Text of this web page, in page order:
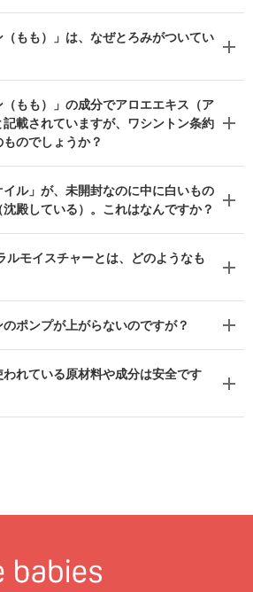
（もも）」は、なぜとろみがついてい
（もも）」の成分でアロエエキス（ア
記載されていますが、ワシントン条約
のでしょうか？
イル」が、未開封なのに中に白いもの
殿している）。これはなんですか？
ルモイスチャーとは、どのようなも
ポンプが上がらないのですが？
われている原材料や成分は安全です